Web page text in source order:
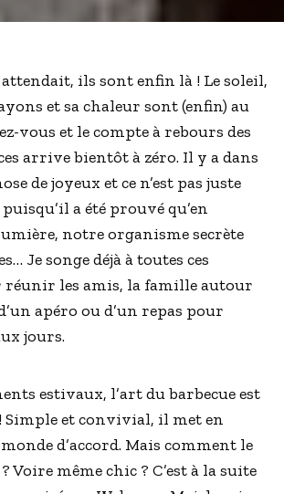
attendait, ils sont enfin là ! Le soleil,
et sa chaleur sont (enfin) au
vous et le compte à rebours des
arrive bientôt à zéro. Il y a dans
de joyeux et ce n’est pas juste
a été prouvé qu’en
notre organisme secrète
Je songe déjà à toutes ces
réunir les amis, la famille autour
apéro ou d’un repas pour
jours.
estivaux, l’art du barbecue est
Simple et convivial, il met en
d’accord. Mais comment le
Voire même chic ? C’est à la suite